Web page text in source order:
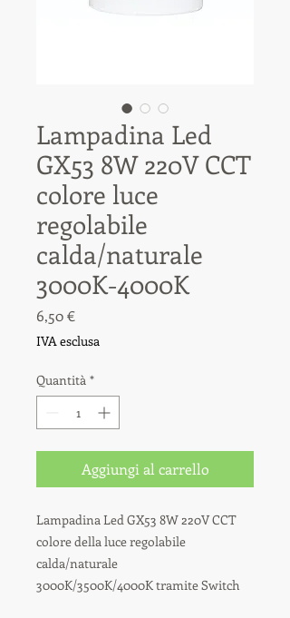
Lampadina Led
GX53 8W 220V CCT
colore luce
regolabile
calda/naturale
3000K-4000K
6,50 €Prezzo
IVA esclusa
Quantità *
Aggiungi al carrello
Lampadina Led GX53 8W 220V CCT
colore della luce regolabile
calda/naturale
3000K/3500K/4000K tramite Switch